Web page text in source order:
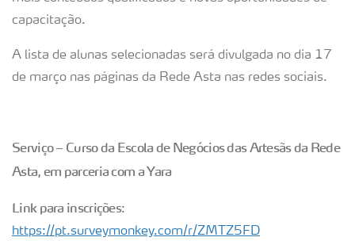
capacitação.
A lista de alunas selecionadas será divulgada no dia 17
de março nas páginas da Rede Asta nas redes sociais.
Serviço – Curso da Escola de Negócios das Artesãs da Rede
Asta, em parceria com a Yara
Link para inscrições:
https://pt.surveymonkey.com/r/ZMTZ5FD